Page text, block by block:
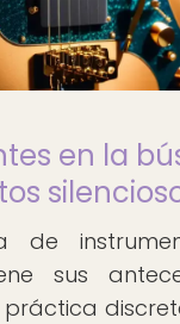
en la
de
sus